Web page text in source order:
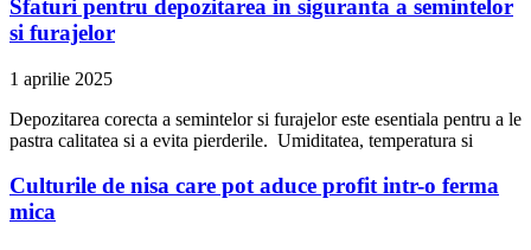
Sfaturi pentru depozitarea in siguranta a semintelor
si furajelor
1 aprilie 2025
Depozitarea corecta a semintelor si furajelor este esentiala pentru a le
pastra calitatea si a evita pierderile. Umiditatea, temperatura si
Culturile de nisa care pot aduce profit intr-o ferma
mica